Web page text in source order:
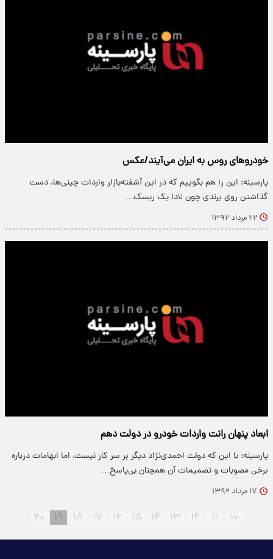
خودروهای روس به ایران می‌آیند/عکس
پارسینه: این را هم بگوییم که در این آشفته‌بازار واردات چینی‌ها، دست
گذاشتن روی برندی چون لادا یک ریسک…
۲۲ مرداد ۱۳۹۲
ابعاد پنهان رانت واردات خودرو در دولت دهم
پارسینه: با این که دولت احمدی‌نژاد دیگر بر سر کار نیست، اما ابهامات درباره
برخی مصوبات و تصمیمات آن همچنان بی‌پاسخ…
۱۷ مرداد ۱۳۹۲
۱۰ ۱۱ ۱۲ ۱۳ ۱۴ ۱۵ ۱۶ ۱۷ ۱۸ ۱۹ ۲۰